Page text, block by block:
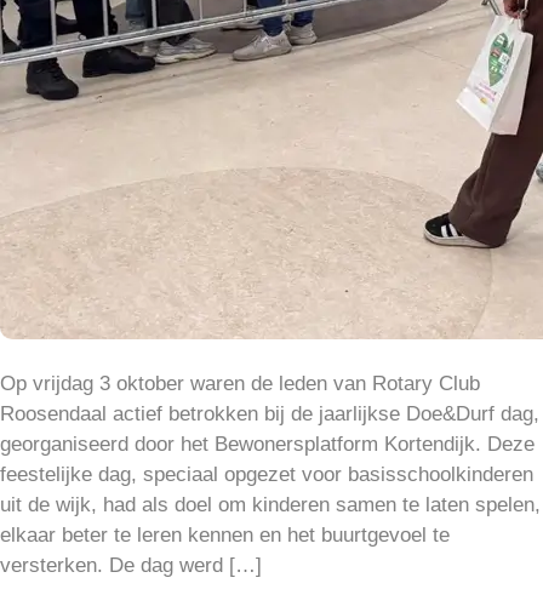
Op vrijdag 3 oktober waren de leden van Rotary Club
Roosendaal actief betrokken bij de jaarlijkse Doe&Durf dag,
georganiseerd door het Bewonersplatform Kortendijk. Deze
feestelijke dag, speciaal opgezet voor basisschoolkinderen
uit de wijk, had als doel om kinderen samen te laten spelen,
elkaar beter te leren kennen en het buurtgevoel te
versterken. De dag werd […]